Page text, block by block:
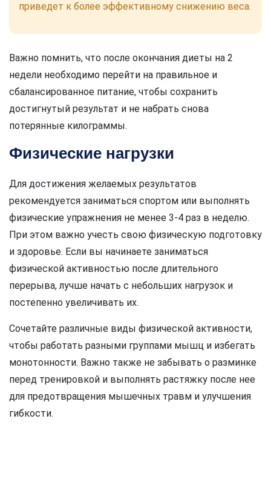
приведет к более эффективному снижению веса.
Важно помнить, что после окончания диеты на 2
недели необходимо перейти на правильное и
сбалансированное питание, чтобы сохранить
достигнутый результат и не набрать снова
потерянные килограммы.
Физические нагрузки
Для достижения желаемых результатов
рекомендуется заниматься спортом или выполнять
физические упражнения не менее 3-4 раз в неделю.
При этом важно учесть свою физическую подготовку
и здоровье. Если вы начинаете заниматься
физической активностью после длительного
перерыва, лучше начать с небольших нагрузок и
постепенно увеличивать их.
Сочетайте различные виды физической активности,
чтобы работать разными группами мышц и избегать
монотонности. Важно также не забывать о разминке
перед тренировкой и выполнять растяжку после нее
для предотвращения мышечных травм и улучшения
гибкости.